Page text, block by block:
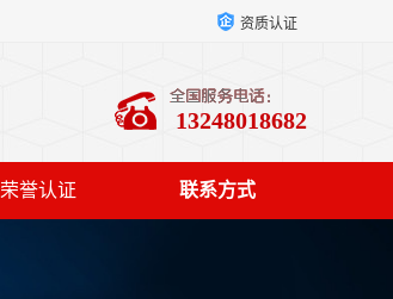
资质认证
13248018682
荣誉认证 联系方式